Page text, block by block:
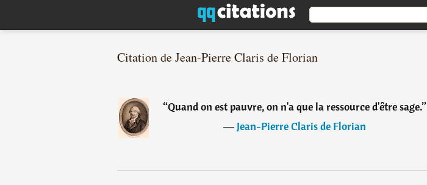
Citation de Jean-Pierre Claris de Florian
“Quand on est pauvre, on n'a que la ressource d'être sage.”
―Jean-Pierre Claris de Florian